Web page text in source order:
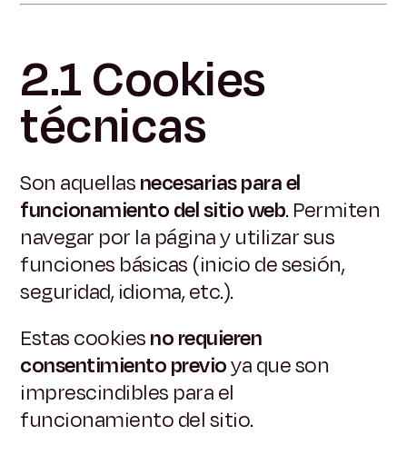
2.1 Cookies
técnicas
Son aquellasnecesarias para el
funcionamiento del sitio web. Permiten
navegar por la página y utilizar sus
funciones básicas (inicio de sesión,
seguridad, idioma, etc.).
Estas cookiesno requieren
consentimiento previoya que son
imprescindibles para el
funcionamiento del sitio.